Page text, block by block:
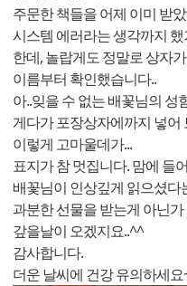
주문한 책들을 어제 이미 받
시스템 에러라는 생각까지
한데, 놀랍게도 정말로 상자
이름부터 확인했습니다..
아..잊을 수 없는 배꽃님의 성
게다가 포장상자에까지 넣어
이렇게 고마울데가...
표지가 참 멋집니다. 맘에 들
배꽃님이 인상깊게 읽으셨다
과분한 선물을 받는게 아닌
갚을날이 오겠지요..^^
감사합니다.
더운 날씨에 건강 유의하세